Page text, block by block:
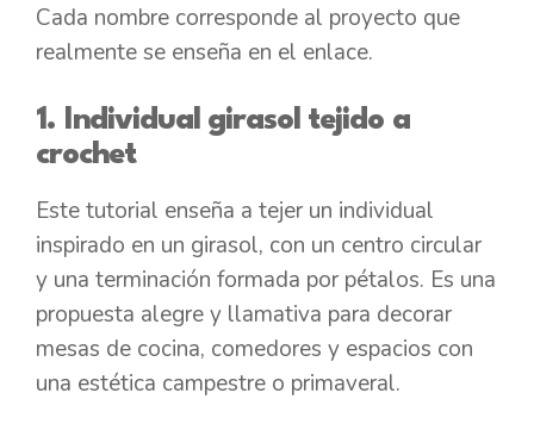
Cada nombre corresponde al proyecto que
realmente se enseña en el enlace.
1. Individual girasol tejido a
crochet
Este tutorial enseña a tejer un individual
inspirado en un girasol, con un centro circular
y una terminación formada por pétalos. Es una
propuesta alegre y llamativa para decorar
mesas de cocina, comedores y espacios con
una estética campestre o primaveral.